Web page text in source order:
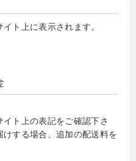
ト上に表示されます。
ト上の表記をご確認下さ
する場合、追加の配送料を